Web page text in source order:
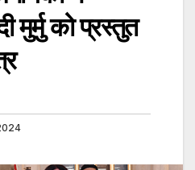
मुर्मु को प्रस्तुत